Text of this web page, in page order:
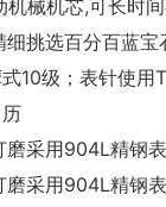
机械机芯,可长时
细挑选百分百蓝
10级；表针使用
磨采用904L精钢
磨采用904L精钢